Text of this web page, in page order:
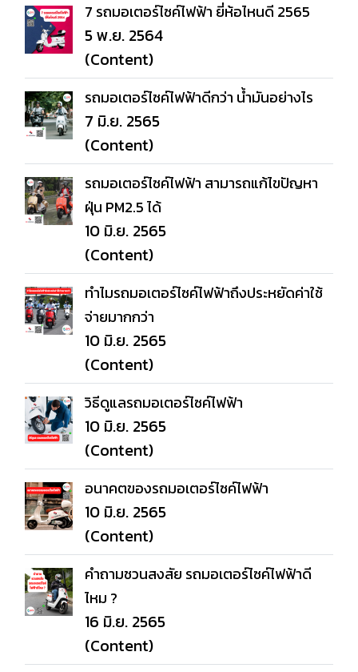
7 รถมอเตอร์ไซค์ไฟฟ้า ยี่ห้อไหนดี 2565
5 พ.ย. 2564
(Content)
รถมอเตอร์ไซค์ไฟฟ้าดีกว่า น้ำมันอย่างไร
7 มิ.ย. 2565
(Content)
รถมอเตอร์ไซค์ไฟฟ้า สามารถแก้ไขปัญหา
ฝุ่น PM2.5 ได้
10 มิ.ย. 2565
(Content)
ทำไมรถมอเตอร์ไซค์ไฟฟ้าถึงประหยัดค่าใช้
จ่ายมากกว่า
10 มิ.ย. 2565
(Content)
วิธีดูแลรถมอเตอร์ไซค์ไฟฟ้า
10 มิ.ย. 2565
(Content)
อนาคตของรถมอเตอร์ไซค์ไฟฟ้า
10 มิ.ย. 2565
(Content)
คำถามชวนสงสัย รถมอเตอร์ไซค์ไฟฟ้าดี
ไหม ?
16 มิ.ย. 2565
(Content)